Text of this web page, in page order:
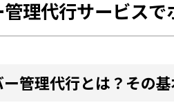
理代行サービス
管理代行とは？その